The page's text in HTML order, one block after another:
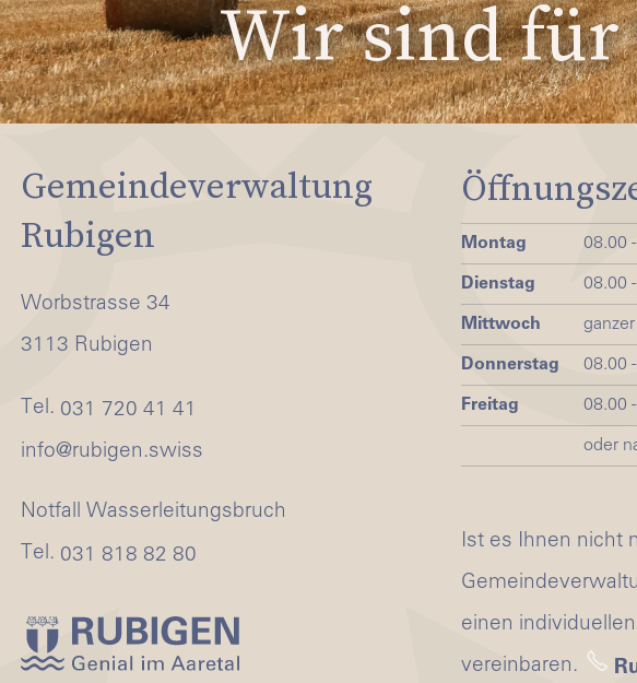
Wir sind für
Gemeindeverwaltung
Rubigen
Worbstrasse 34
3113 Rubigen
Tel. 031 720 41 41
nf
r b g n sw ss
Notfall Wasserleitungsbruch
Tel. 031 818 82 80
Montag 08.00
Dienstag 08.00
Mittwoch
Donnerstag 08.00
Freitag 08.00
oder
Ist es Ihnen nicht
einen
vereinbaren.